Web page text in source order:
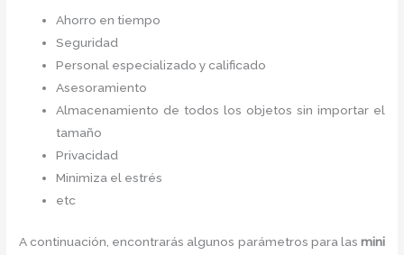
Ahorro en tiempo
Seguridad
Personal especializado y calificado
Asesoramiento
Almacenamiento de todos los objetos sin importar el
tamaño
Privacidad
Minimiza el estrés
etc
A continuación, encontrarás algunos parámetros para las mini